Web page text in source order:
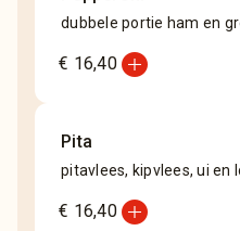
dubbele portie ham en
€ 16,40add_circle
Pita
pitavlees, kipvlees, ui en
€ 16,40add_circle